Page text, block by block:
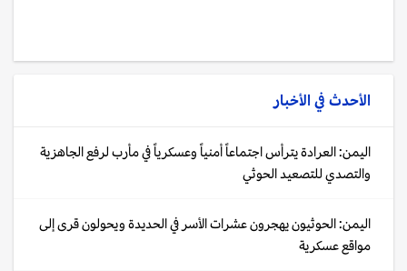
الأحدث في الأخبار
اليمن: العرادة يترأس اجتماعاً أمنياً وعسكرياً في مأرب لرفع الجاهزية
والتصدي للتصعيد الحوثي
اليمن: الحوثيون يهجرون عشرات الأسر في الحديدة ويحولون قرى إلى
مواقع عسكرية